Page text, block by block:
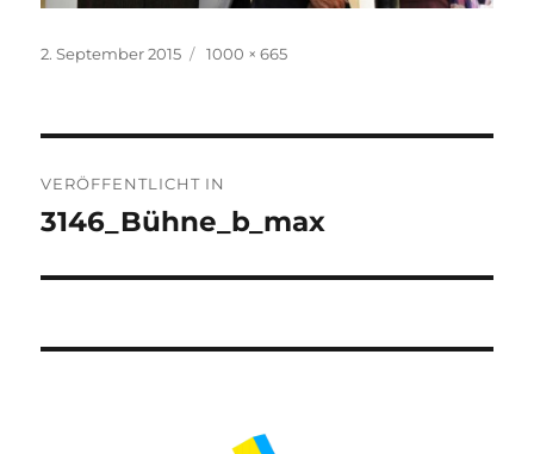
Veröffentlicht
2. September 2015 Originalgröße
1000 × 665
VERÖFFENTLICHT IN
3146_Bühne_b_max